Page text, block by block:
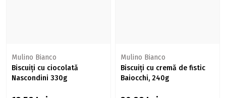
Mulino Bianco
Biscuiți cu ciocolată
Nascondini 330g
Mulino Bianco
Biscuiți cu cremă de fistic
Baiocchi, 240g